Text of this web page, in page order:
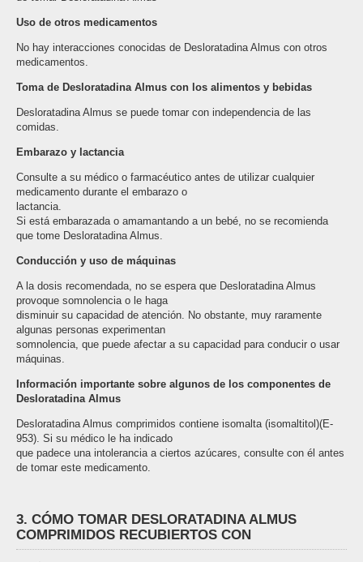
Uso de otros medicamentos
No hay interacciones conocidas de Desloratadina Almus con otros
medicamentos.
Toma de Desloratadina Almus con los alimentos y bebidas
Desloratadina Almus se puede tomar con independencia de las
comidas.
Embarazo y lactancia
Consulte a su médico o farmacéutico antes de utilizar cualquier
medicamento durante el embarazo o
lactancia.
Si está embarazada o amamantando a un bebé, no se recomienda
que tome Desloratadina Almus.
Conducción y uso de máquinas
A la dosis recomendada, no se espera que Desloratadina Almus
provoque somnolencia o le haga
disminuir su capacidad de atención. No obstante, muy raramente
algunas personas experimentan
somnolencia, que puede afectar a su capacidad para conducir o usar
máquinas.
Información importante sobre algunos de los componentes de
Desloratadina Almus
Desloratadina Almus comprimidos contiene isomalta (isomaltitol)(E-
953). Si su médico le ha indicado
que padece una intolerancia a ciertos azúcares, consulte con él antes
de tomar este medicamento.
3. CÓMO TOMAR DESLORATADINA ALMUS
COMPRIMIDOS RECUBIERTOS CON